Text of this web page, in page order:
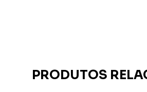
PRODUTOS